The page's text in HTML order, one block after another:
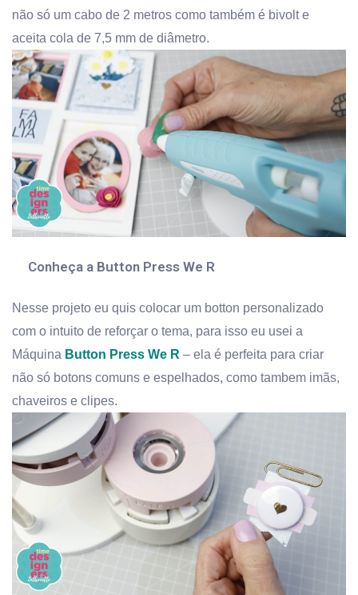
não só um cabo de 2 metros como também é bivolt e
aceita cola de 7,5 mm de diâmetro.
Conheça a Button Press We R
Nesse projeto eu quis colocar um botton personalizado
com o intuito de reforçar o tema, para isso eu usei a
Máquina Button Press We R – ela é perfeita para criar
não só botons comuns e espelhados, como tambem imãs,
chaveiros e clipes.